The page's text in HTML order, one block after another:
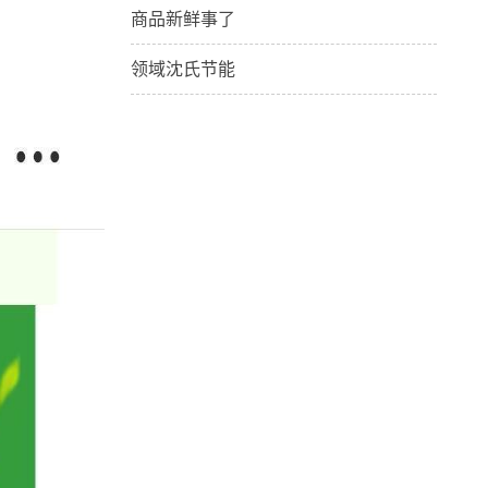
商品新鲜事了
领域沈氏节能